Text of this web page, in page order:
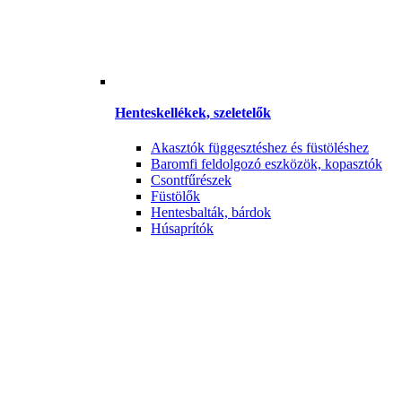
Henteskellékek, szeletelők
Akasztók függesztéshez és füstöléshez
Baromfi feldolgozó eszközök, kopasztók
Csontfűrészek
Füstölők
Hentesbalták, bárdok
Húsaprítók